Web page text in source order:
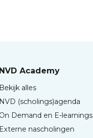
NVD Academy
Bekijk alles
NVD (scholings)agenda
On Demand en E-learnings
Externe nascholingen